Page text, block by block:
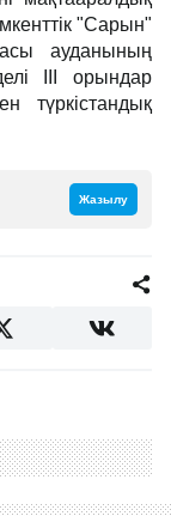
"Сарын"
ауданының
ІІІ орындар
түркістандық
Жазылу